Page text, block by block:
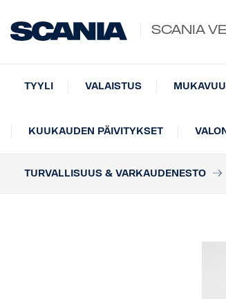
SCANIA
TYYLI VALAISTUS
KUUKAUDEN PÄIVITYKSET
TURVALLISUUS & VARKAUDENESTO